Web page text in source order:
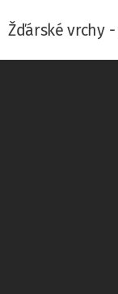
Žďárské vrchy -